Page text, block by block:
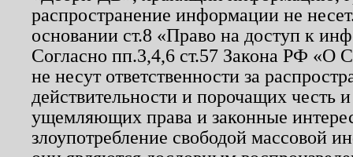
распространение информации не
основании ст.8 «Право на доступ к
Согласно пп.3,4,6 ст.57 Закона РФ «О
не несут ответственности за
действительности и порочащих честь
ущемляющих права и законные
злоупотребление свободой массовой